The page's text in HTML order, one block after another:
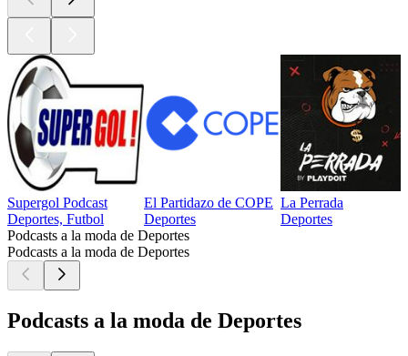
Supergol Podcast
Deportes, Futbol
El Partidazo de COPE
Deportes
La Perrada
Deportes
Podcasts a la moda de Deportes
Podcasts a la moda de Deportes
Podcasts a la moda de Deportes